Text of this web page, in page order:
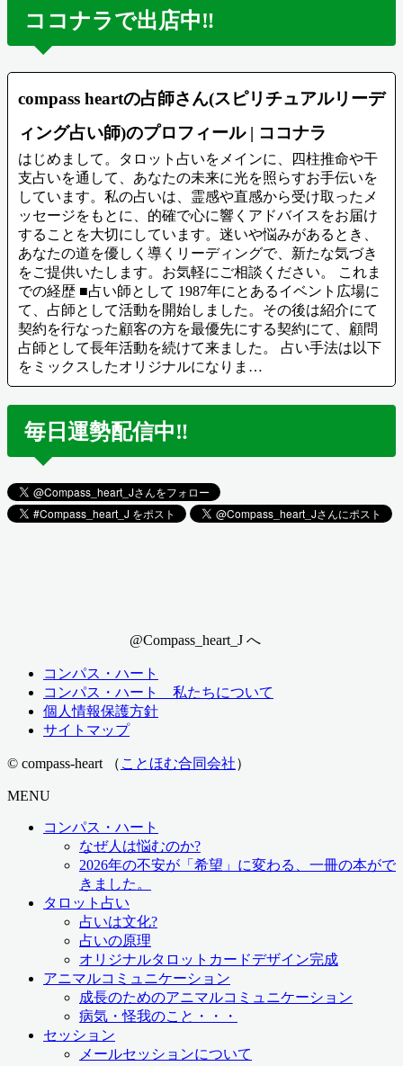
ココナラで出店中‼️
compass heartの占師さん(スピリチュアルリーデ
ィング占い師)のプロフィール | ココナラ
はじめまして。タロット占いをメインに、四柱推命や干
支占いを通して、あなたの未来に光を照らすお手伝いを
しています。私の占いは、霊感や直感から受け取ったメ
ッセージをもとに、的確で心に響くアドバイスをお届け
することを大切にしています。迷いや悩みがあるとき、
あなたの道を優しく導くリーディングで、新たな気づき
をご提供いたします。お気軽にご相談ください。 これま
での経歴 ■占い師として 1987年にとあるイベント広場に
て、占師として活動を開始しました。その後は紹介にて
契約を行なった顧客の方を最優先にする契約にて、顧問
占師として長年活動を続けて来ました。 占い手法は以下
をミックスしたオリジナルになりま…
毎日運勢配信中‼️
@Compass_heart_J へ
コンパス・ハート
コンパス・ハート 私たちについて
個人情報保護方針
サイトマップ
© compass-heart （ ことほむ合同会社）
MENU
コンパス・ハート
なぜ人は悩むのか?
2026年の不安が「希望」に変わる、一冊の本がで
きました。
タロット占い
占いは文化?
占いの原理
オリジナルタロットカードデザイン完成
アニマルコミュニケーション
成長のためのアニマルコミュニケーション
病気・怪我のこと・・・
セッション
メールセッションについて